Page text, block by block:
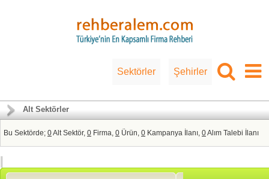
Sektörler Şehirler
Alt Sektörler
Bu Sektörde; 0Alt Sektör, 0 Firma, 0 Ürün, 0 Kampanya İlanı, 0Alım Talebi İlanı